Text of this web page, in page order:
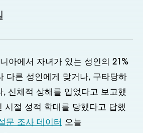
아에서 자녀가 있는 성인의 21%
다른 성인에게 맞거나, 구타당하
, 신체적 상해를 입었다고 보고했
시절 성적 학대를 당했다고 답했
문 조사 데이터 오늘